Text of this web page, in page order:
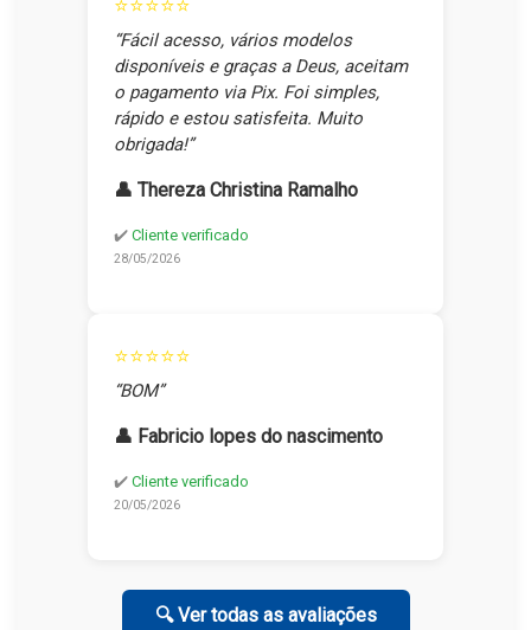
⭐⭐⭐⭐⭐
“Fácil acesso, vários modelos
disponíveis e graças a Deus, aceitam
o pagamento via Pix. Foi simples,
rápido e estou satisfeita. Muito
obrigada!”
👤 Thereza Christina Ramalho
✔️ Cliente verificado
28/05/2026
⭐⭐⭐⭐⭐
“BOM”
👤 Fabricio lopes do nascimento
✔️ Cliente verificado
20/05/2026
🔍 Ver todas as avaliações